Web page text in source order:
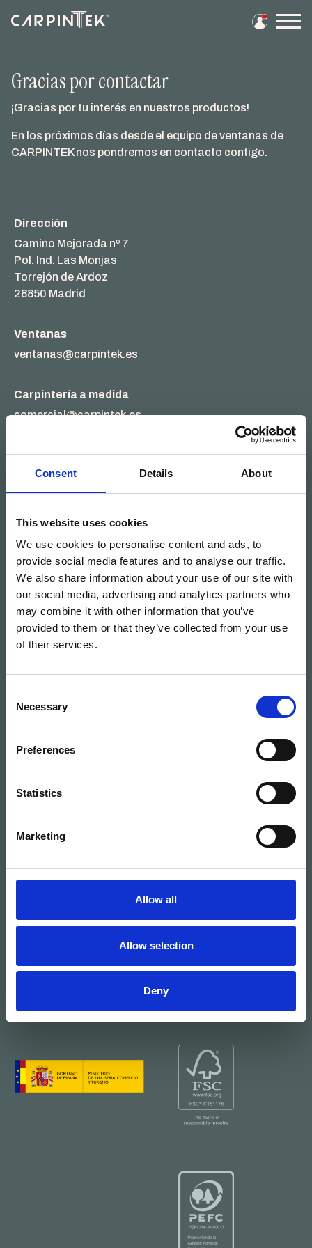
Consent Details About
This website uses cookies
We use cookies to personalise content and ads, to
provide social media features and to analyse our traffic.
We also share information about your use of our site with
our social media, advertising and analytics partners who
may combine it with other information that you’ve
provided to them or that they’ve collected from your use
of their services.
Selection
Necessary
Preferences
Statistics
Marketing
Allow all
Allow selection
Deny
Saltar
contenido
Gracias por contactar
¡Gracias por tu interés en nuestros productos!
En los próximos días desde el equipo de ventanas de
CARPINTEK nos pondremos en contacto contigo.
Dirección
Camino Mejorada nº 7
Pol. Ind. Las Monjas
Torrejón de Ardoz
28850 Madrid
Ventanas
ventanas@carpintek.es
Carpintería a medida
comercial@carpintek.es
Llámanos
(+34) 910 088 018
→ Contacto
→ Facebook
→ Instagram
→ Linkedin
→ Pinterest
Aviso legal